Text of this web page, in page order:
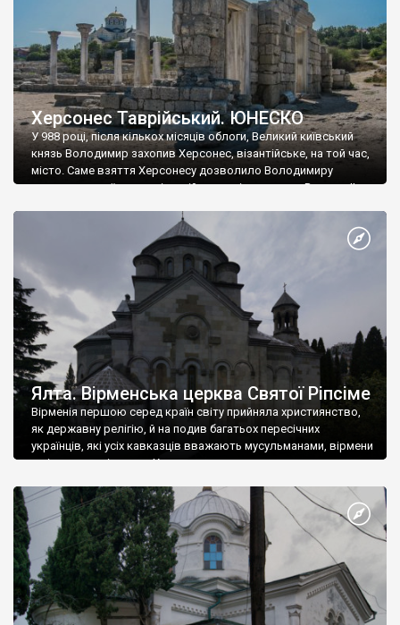
Херсонес Таврійський. ЮНЕСКО
У 988 році, після кількох місяців облоги, Великий київський
князь Володимир захопив Херсонес, візантійське, на той час,
місто. Саме взяття Херсонесу дозволило Володимиру
диктувати свої умови візантійському імператору Василю ІІ, та
Херсонесі Володимир-язичник, став Василем-християнином.
А потім було Хрещення Русі. На честь Херсонесу Таврійського
Ялта. Вірменська церква Святої Ріпсіме
Вірменія першою серед країн світу прийняла християнство,
як державну релігію, й на подив багатьох пересічних
українців, які усіх кавказців вважають мусульманами, вірмени
є відданими вірянами Христа